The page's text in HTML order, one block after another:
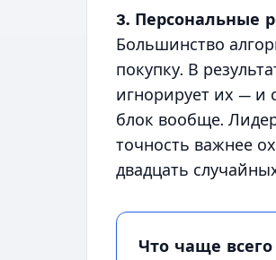
3. Персональные
Большинство
покупку. В
игнорирует их — и
блок вообще.
точность важнее
двадцать
Что чаще